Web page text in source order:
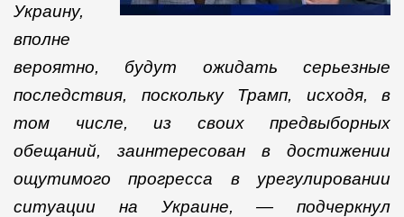
Украину,
вполне
вероятно, будут ожидать серьезные
последствия, поскольку Трамп, исходя, в
том числе, из своих предвыборных
обещаний, заинтересован в достижении
ощутимого прогресса в урегулировании
ситуации на Украине, — подчеркнул